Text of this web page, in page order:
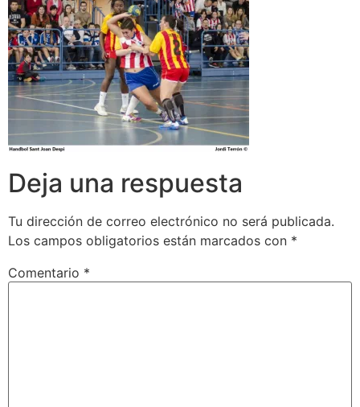
Deja una respuesta
Tu dirección de correo electrónico no será publicada.
Los campos obligatorios están marcados con *
Comentario *